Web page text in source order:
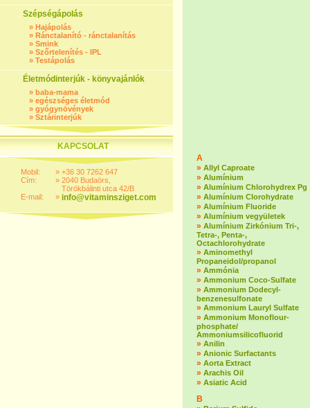
Szépségápolás
» Hajápolás
» Ránctalanító - ránctalanítás
» Smink
» Szőrtelenítés - IPL
» Testápolás
Életmódinterjúk - könyvajánlók
» baba-mama
» egészséges életmód
» gyógynövények
» Sztárinterjúk
KAPCSOLAT
Mobil:
Cím:
E-mail:
»
»
»
+36 30 7262 647
2040 Budaörs,
Törökbálinti utca 42/B
info@vitaminsziget.com
A
» Allyl Caproate
» Alumínium
» Alumínium Chlorohydrex Pg
» Alumínium Clorohydrate
» Alumínium Fluoride
» Alumínium vegyületek
» Alumínium Zirkónium Tri-,
Tetra-, Penta-,
Octachlorohydrate
» Aminomethyl
Propaneidol/propanol
» Ammónia
» Ammonium Coco-Sulfate
» Ammonium Dodecyl-
benzenesulfonate
» Ammonium Lauryl Sulfate
» Ammonium Monoflour-
phosphate/
Ammoniumsilicofluorid
» Anilin
» Anionic Surfactants
» Aorta Extract
» Arachis Oil
» Asiatic Acid
B